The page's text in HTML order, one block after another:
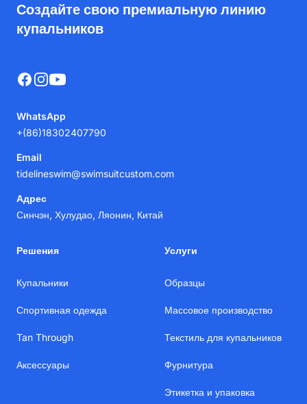
Создайте свою премиальную линию
купальников
Facebook
Instagram
YouTube
WhatsApp
+(86)18302407790
Email
tidelineswim@swimsuitcustom.com
Адрес
Синчэн, Хулудао, Ляонин, Китай
Решения
Купальники
Спортивная одежда
Tan Through
Аксессуары
Услуги
Образцы
Массовое производство
Текстиль для купальников
Фурнитура
Этикетка и упаковка